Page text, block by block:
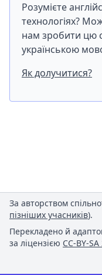
Розумієте
технологіях?
нам зробити цю
українською
Як долучитися?
За авторством
пізніших учасників).
Перекладено й
за ліцензією CC-BY-